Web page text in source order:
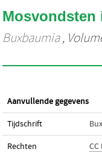
Mosvondsten
Buxbaumia,
Aanvullende gegevens
Tijdschrift
Rechten